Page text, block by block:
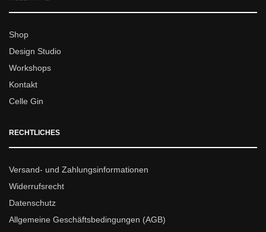
Shop
Design Studio
Workshops
Kontakt
Celle Gin
RECHTLICHES
Versand- und Zahlungsinformationen
Widerrufsrecht
Datenschutz
Allgemeine Geschäftsbedingungen (AGB)